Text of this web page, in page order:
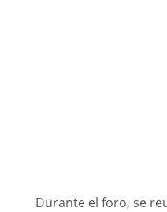
Durante el foro, se